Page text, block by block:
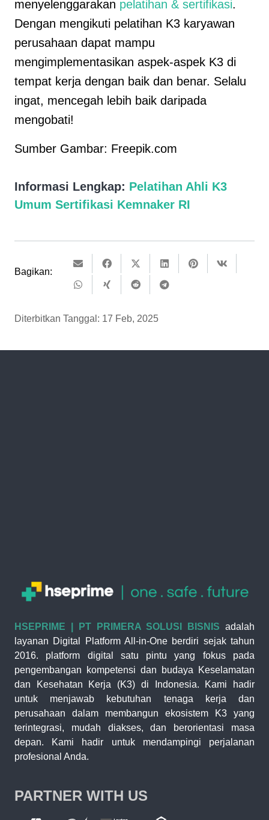
menyelenggarakan pelatihan & sertifikasi.
Dengan mengikuti pelatihan K3 karyawan
perusahaan dapat mampu
mengimplementasikan aspek-aspek K3 di
tempat kerja dengan baik dan benar. Selalu
ingat, mencegah lebih baik daripada
mengobati!
Sumber Gambar: Freepik.com
Informasi Lengkap: Pelatihan Ahli K3
Umum Sertifikasi Kemnaker RI
Bagikan:
Diterbitkan Tanggal: 17 Feb, 2025
HSEPRIME | PT PRIMERA SOLUSI BISNIS adalah
layanan Digital Platform All-in-One berdiri sejak tahun
2016. platform digital satu pintu yang fokus pada
pengembangan kompetensi dan budaya Keselamatan
dan Kesehatan Kerja (K3) di Indonesia. Kami hadir
untuk menjawab kebutuhan tenaga kerja dan
perusahaan dalam membangun ekosistem K3 yang
terintegrasi, mudah diakses, dan berorientasi masa
depan. Kami hadir untuk mendampingi perjalanan
profesional Anda.
PARTNER WITH US